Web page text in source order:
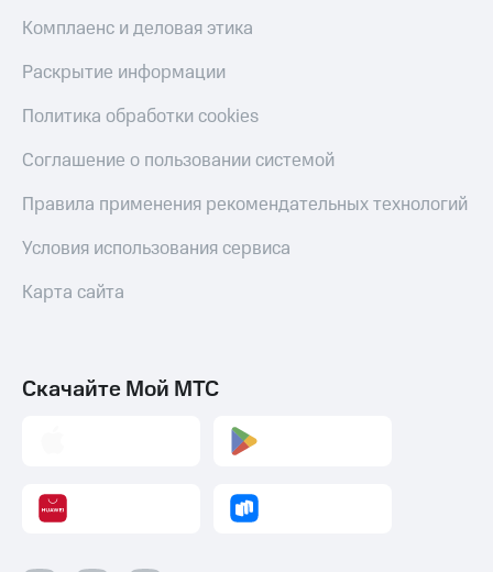
Комплаенс и деловая этика
Раскрытие информации
Политика обработки cookies
Соглашение о пользовании системой
Правила применения рекомендательных технологий
Условия использования сервиса
Карта сайта
Скачайте Мой МТС